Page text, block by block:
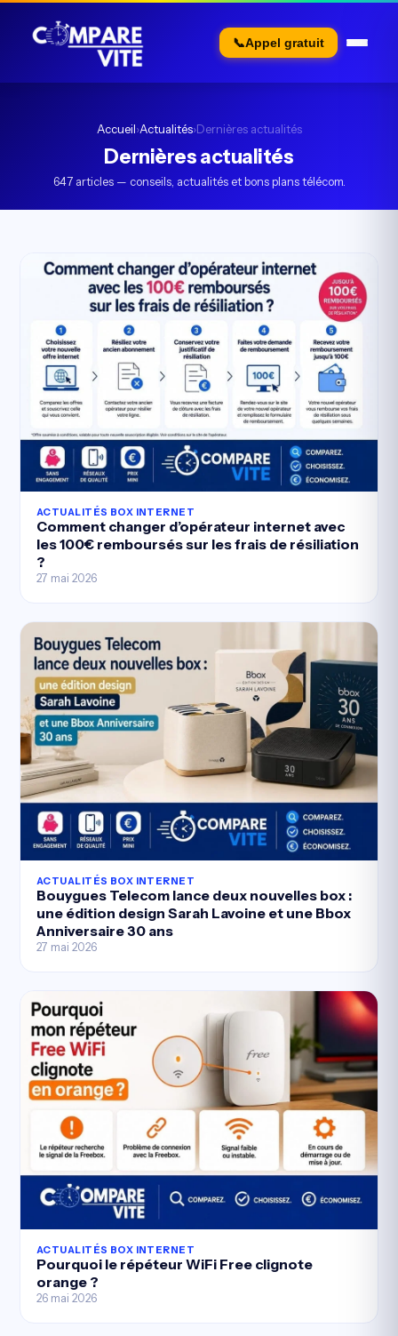
📞Appel gratuit
Accueil›Actualités›Dernières actualités
Dernières actualités
647 articles — conseils, actualités et bons plans télécom.
ACTUALITÉS BOX INTERNET
Comment changer d’opérateur internet avec
les 100€ remboursés sur les frais de résiliation
?
27 mai 2026
ACTUALITÉS BOX INTERNET
Bouygues Telecom lance deux nouvelles box :
une édition design Sarah Lavoine et une Bbox
Anniversaire 30 ans
27 mai 2026
ACTUALITÉS BOX INTERNET
Pourquoi le répéteur WiFi Free clignote
orange ?
26 mai 2026